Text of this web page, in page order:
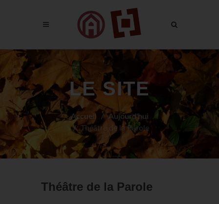
LE SITE
Accueil
Aujourd'hui
Théâtre de la Parole
Théâtre de la Parole